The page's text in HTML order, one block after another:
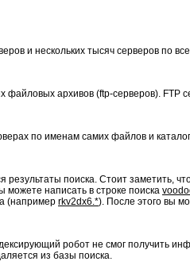
и нескольких тысяч серверов по
архивов (ftp-серверов). FTP
по именам самих файлов и
поиска. Стоит заметить,
написать в строке поиска
(например rkv2dx6.*). После этого вы
робот не смог получить
из базы поиска.